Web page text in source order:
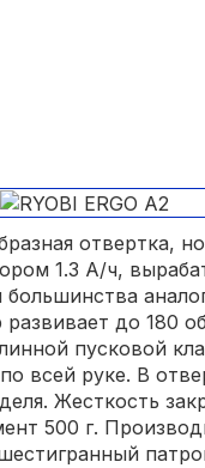
отвертка,
1.3 А/ч,
большинства
до 180
пусковой
всей руке. В
Жесткость
500 г.